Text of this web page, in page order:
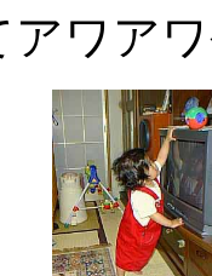
アワア